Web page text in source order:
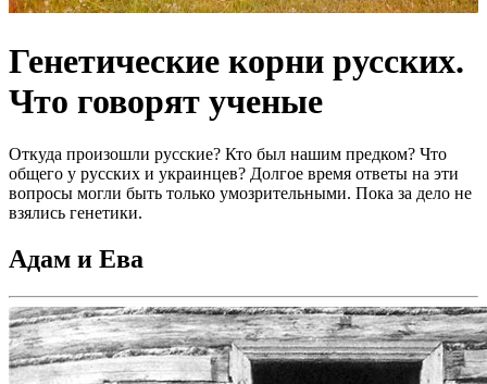
Генетические корни русских.
Что говорят ученые
Откуда произошли русские? Кто был нашим предком? Что
общего у русских и украинцев? Долгое время ответы на эти
вопросы могли быть только умозрительными. Пока за дело не
взялись генетики.
Адам и Ева